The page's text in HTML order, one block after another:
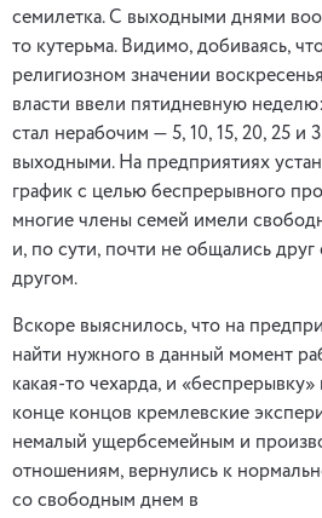
семилетка. С выходными днями
то кутерьма. Видимо, добиваясь,
религиозном значении
власти ввели пятидневную
стал нерабочим — 5, 10, 15, 20, 25 и
выходными. На предприятиях
график с целью беспрерывного
многие члены семей имели
и, по сути, почти не общались друг
другом.
Вскоре выяснилось, что на
найти нужного в данный момент
какая-то чехарда, и
конце концов кремлевские
немалый ущербсемейным и
отношениям, вернулись к
со свободным днем в